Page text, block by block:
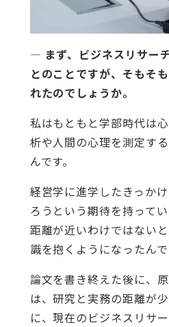
— まず、ビジネスリサー
とのことですが、そもそ
れたのでしょうか。
私はもともと学部時代は
析や人間の心理を測定す
んです。
経営学に進学したきっか
ろうという期待を持って
距離が近いわけではない
識を抱くようになったん
論文を書き終えた後に、
は、研究と実務の距離が
に、現在のビジネスリサ